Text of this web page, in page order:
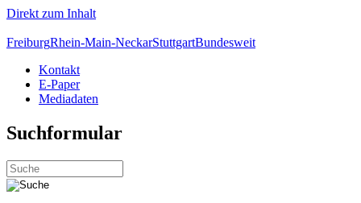
Direkt zum Inhalt
FreiburgRhein-Main-NeckarStuttgartBundesweit
Kontakt
E-Paper
Mediadaten
Suchformular